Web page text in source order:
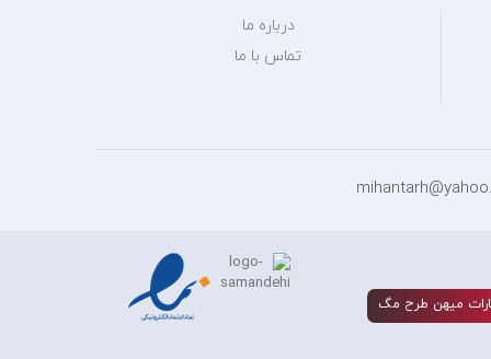
درباره ما
تماس با ما
ميهن طرح مگ